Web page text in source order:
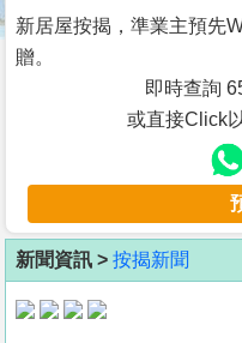
谷
按
客
地
產
新居屋按揭，準業主預先
贈。
即時查詢
或直接Click
新聞資訊 > 按揭新聞